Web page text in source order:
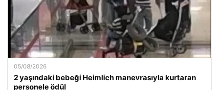
05/08/2026
2 yaşındaki bebeği Heimlich manevrasıyla kurtaran
personele ödül